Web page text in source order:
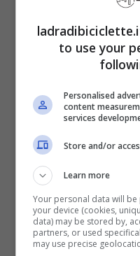
ricorda lo storico
in povertà.
Germania e
invenzione.
Mannheim che un
per gli incidenti e
l’uso della
nei Giardini del
garden all’inglese
to use your
Personalised
content
services
Store and/or
Learn more
Your personal data will
your device (cookies,
data) may be stored by,
partners, or used
may use precise